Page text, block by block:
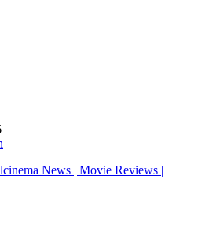
News | Movie Reviews |